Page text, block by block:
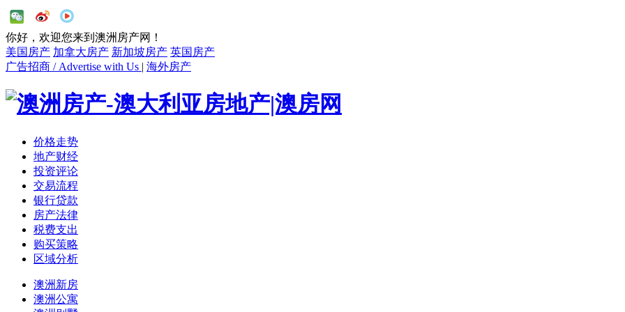
你好，欢迎您来到澳洲房产网！
美国房产 加拿大房产 新加坡房产 英国房产
广告招商 / Advertise with Us | 海外房产
价格走势
地产财经
投资评论
交易流程
银行贷款
房产法律
税费支出
购买策略
区域分析
澳洲新房
澳洲公寓